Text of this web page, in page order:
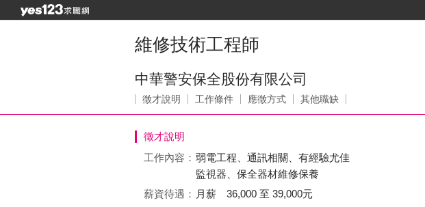
維修技術工程師
中華警安保全股份有限公司
徵才說明 工作條件 應徵方式 其他職缺
徵才說明
工作內容： 弱電工程、通訊相關、有經驗尤佳
監視器、保全器材維修保養
薪資待遇： 月薪 36,000 至 39,000元